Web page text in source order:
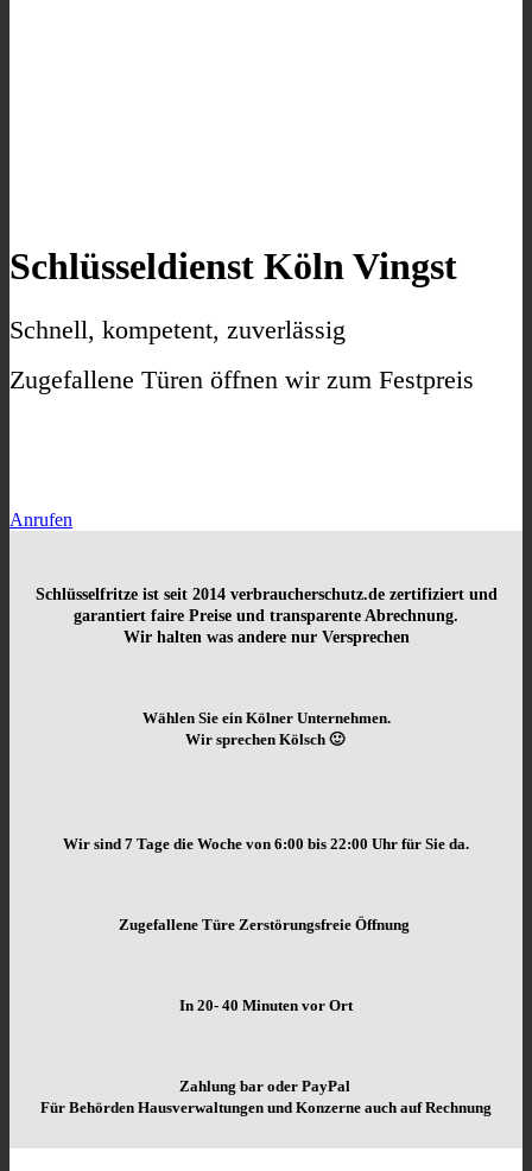
Schlüsseldienst Köln Vingst
Schnell, kompetent, zuverlässig
Zugefallene Türen öffnen wir zum Festpreis
Anrufen
Schlüsselfritze ist seit 2014 verbraucherschutz.de zertifiziert und
garantiert faire Preise und transparente Abrechnung.
Wir halten was andere nur Versprechen
Wählen Sie ein Kölner Unternehmen.
Wir sprechen Kölsch 🙂
Wir sind 7 Tage die Woche von 6:00 bis 22:00 Uhr für Sie da.
Zugefallene Türe Zerstörungsfreie Öffnung
In 20- 40 Minuten vor Ort
Zahlung bar oder PayPal
Für Behörden Hausverwaltungen und Konzerne auch auf Rechnung